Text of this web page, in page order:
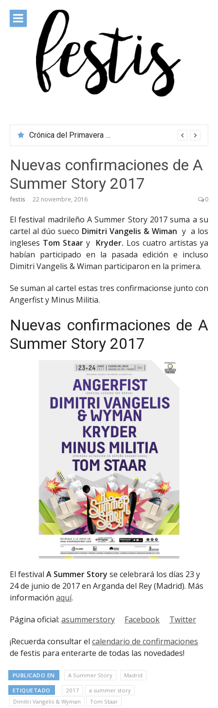
contenido
Crónica del Primavera Sound Porto 2026
Nuevas confirmaciones de A
Summer Story 2017
festis 22 noviembre, 2016 0
El festival madrileño A Summer Story 2017 suma a su
cartel al dúo sueco Dimitri Vangelis & Wiman y a los
ingleses Tom Staar y Kryder. Los cuatro artistas ya
habían participado en la pasada edición e incluso
Dimitri Vangelis & Wiman participaron en la primera.
Se suman al cartel estas tres confirmacionse junto con
Angerfist y Minus Militia.
Nuevas confirmaciones de A
Summer Story 2017
El festival A Summer Story se celebrará los días 23 y
24 de junio de 2017 en Arganda del Rey (Madrid). Más
información aquí.
Página oficial: asummerstory Facebook Twitter
¡Recuerda consultar el calendario de confirmaciones
de festis para enterarte de todas las novedades!
PUBLICADO EN A Summer Story Madrid
ETIQUETADO 2017
a summer story
Dimitri Vangelis & Wyman
Tom Staar